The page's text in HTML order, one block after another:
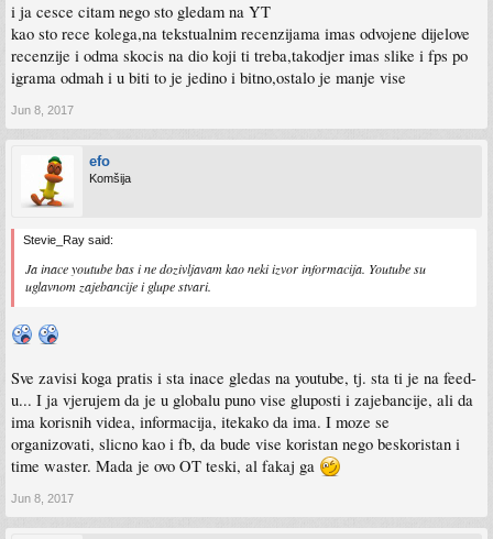
i ja cesce citam nego sto gledam na YT
kao sto rece kolega,na tekstualnim recenzijama imas odvojene dijelove
recenzije i odma skocis na dio koji ti treba,takodjer imas slike i fps po
igrama odmah i u biti to je jedino i bitno,ostalo je manje vise
Jun 8, 2017
efo
Komšija
Stevie_Ray said:
Ja inace youtube bas i ne dozivljavam kao neki izvor informacija. Youtube su
uglavnom zajebancije i glupe stvari.
Sve zavisi koga pratis i sta inace gledas na youtube, tj. sta ti je na feed-
u... I ja vjerujem da je u globalu puno vise gluposti i zajebancije, ali da
ima korisnih videa, informacija, itekako da ima. I moze se
organizovati, slicno kao i fb, da bude vise koristan nego beskoristan i
time waster. Mada je ovo OT teski, al fakaj ga
Jun 8, 2017